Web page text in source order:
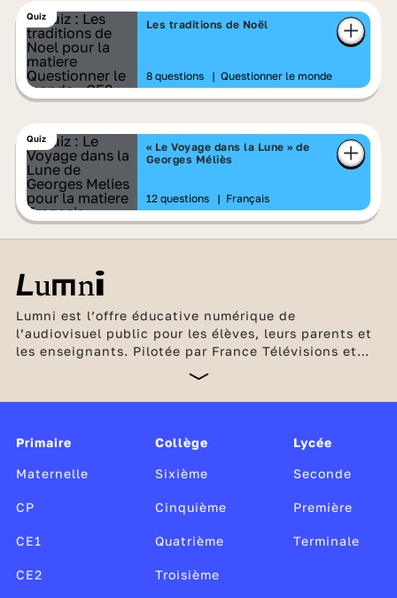
Quiz
Les traditions de Noël
8 questions | Questionner le monde
Quiz
« Le Voyage dans la Lune » de
Georges Méliès
12 questions | Français
Lumni est l’offre éducative numérique de
l’audiovisuel public pour les élèves, leurs parents et
les enseignants. Pilotée par France Télévisions et
unique, gratuite et sans publicité est soutenue par le
Canopé, le CLEMI, ainsi que par le ministère de la
Primaire
Maternelle
CP
CE1
CE2
Collège
Sixième
Cinquième
Quatrième
Troisième
Lycée
Seconde
Première
Terminale